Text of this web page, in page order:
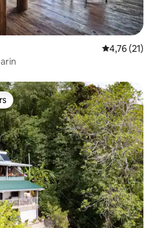
Évaluation
4,76 (21)